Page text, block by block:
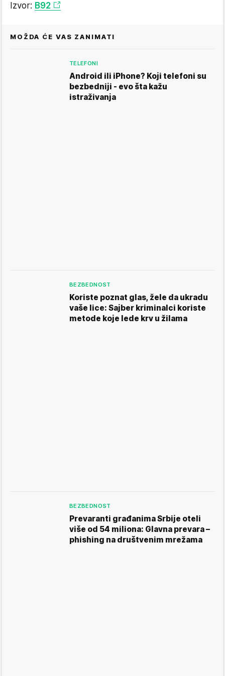
Izvor: B92
MOŽDA ĆE VAS ZANIMATI
TELEFONI
Android ili iPhone? Koji telefoni su
bezbedniji - evo šta kažu
istraživanja
BEZBEDNOST
Koriste poznat glas, žele da ukradu
vaše lice: Sajber kriminalci koriste
metode koje lede krv u žilama
BEZBEDNOST
Prevaranti građanima Srbije oteli
više od 54 miliona: Glavna prevara –
phishing na društvenim mrežama